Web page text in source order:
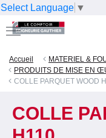
Select Language ▼
Accueil
MATERIEL &
PRODUITS DE MISE EN
COLLE PARQUET WOOD
COLLE